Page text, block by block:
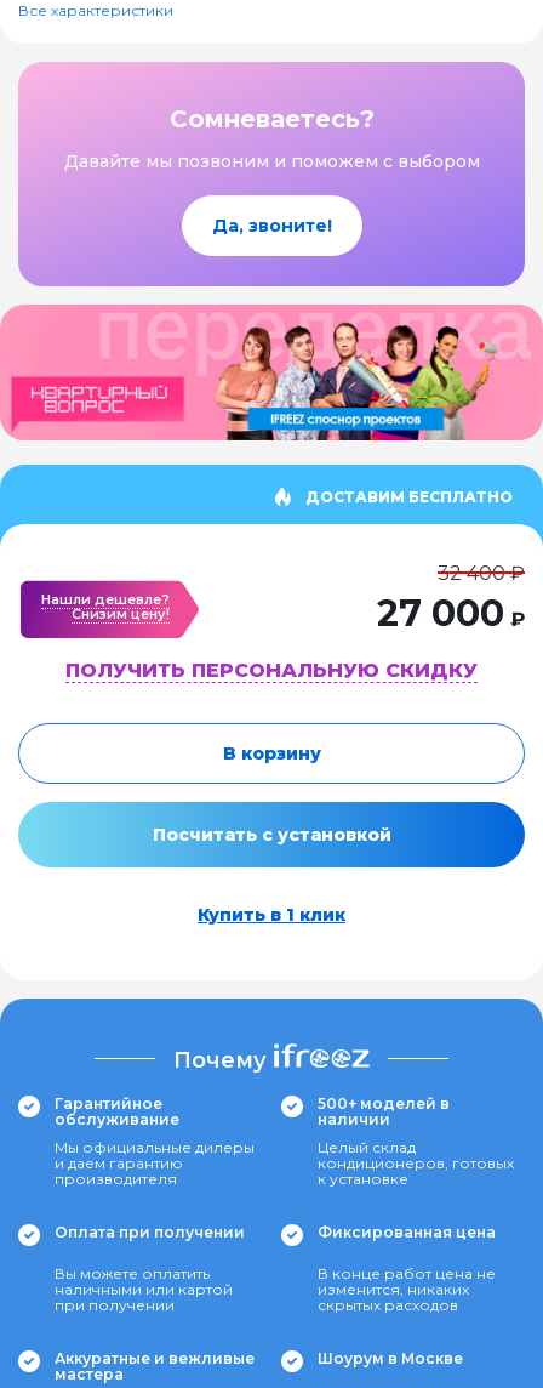
Все характеристики
Сомневаетесь?
Давайте мы позвоним и поможем с выбором
Да, звоните!
ДОСТАВИМ БЕСПЛАТНО
Нашли дешевле?
Cнизим цену!
32 400 ₽
27 000 ₽
ПОЛУЧИТЬ ПЕРСОНАЛЬНУЮ СКИДКУ
В корзину
Посчитать с установкой
Купить в 1 клик
Почему
Гарантийное
обслуживание
Мы официальные дилеры
и даем гарантию
производителя
500+ моделей в
наличии
Целый склад
кондиционеров, готовых
к установке
Оплата при получении
Вы можете оплатить
наличными или картой
при получении
Фиксированная цена
В конце работ цена не
изменится, никаких
скрытых расходов
Аккуратные и вежливые
мастера
Шоурум в Москве